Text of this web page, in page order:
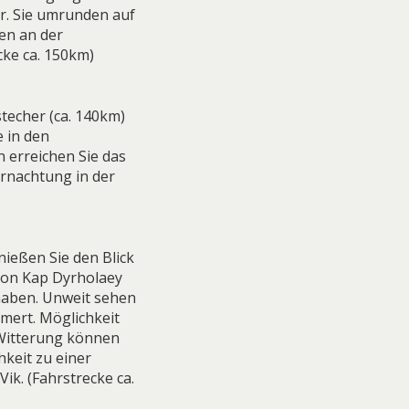
Sie umrunden auf
an der
ca. 150km)
(ca. 140km)
in den
Sie das
in der
Sie den Blick
Kap Dyrholaey
Unweit sehen
Möglichkeit
können
zu einer
(Fahrstrecke ca.